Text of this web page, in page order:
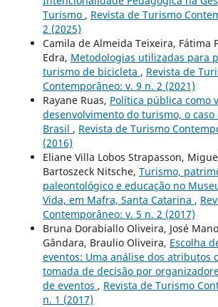
Turismo , Revista de Turismo
2 (2025)
Camila de Almeida Teixeira, Fátima
Edra, Metodologias utilizadas para
turismo de bicicleta , Revista de
Contemporâneo: v. 9 n. 2 (2021)
Rayane Ruas, Política pública como
desenvolvimento do turismo, o caso
Brasil , Revista de Turismo
(2016)
Eliane Villa Lobos Strapasson,
Bartoszeck Nitsche, Turismo,
paleontológico e educação no
Vida, em Mafra, Santa Catarina ,
Contemporâneo: v. 5 n. 2 (2017)
Bruna Dorabiallo Oliveira, José
Gândara, Braulio Oliveira, Escolha
eventos: Uma análise dos atributos
tomada de decisão por
de eventos , Revista de Turismo
n. 1 (2017)